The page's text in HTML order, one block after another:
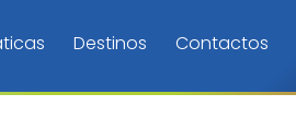
Destinos Contactos